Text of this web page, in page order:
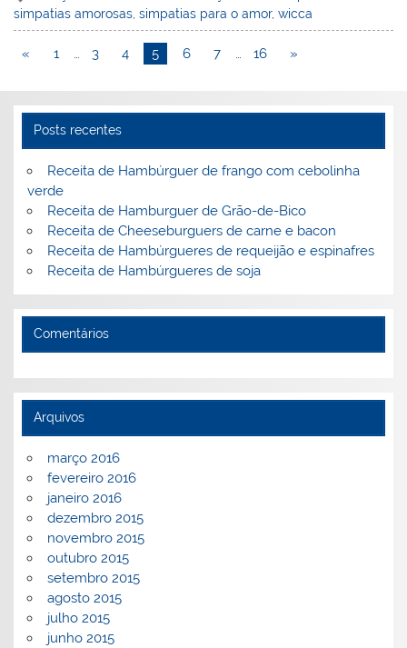
e
st
e
dI
e
b
o
k
er l
o
o
ai
l
e
simpatias amorosas ,simpatias para o amor,wicca
« 1 … 3 4 5 6 7 … 16 »
Posts recentes
Receita de Hambúrguer de frango com cebolinha
verde
Receita de Hamburguer de Grão-de-Bico
Receita de Cheeseburguers de carne e bacon
Receita de Hambúrgueres de requeijão e espinafres
Receita de Hambúrgueres de soja
Comentários
Arquivos
março 2016
fevereiro 2016
janeiro 2016
dezembro 2015
novembro 2015
outubro 2015
setembro 2015
agosto 2015
julho 2015
junho 2015